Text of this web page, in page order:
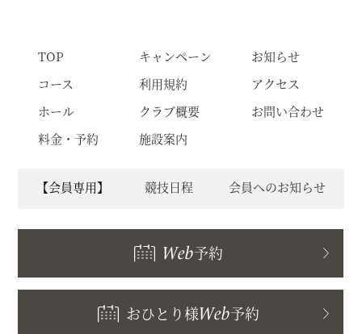
TOP
コース
ホール
料金・予約
キャンペーン
利用規約
クラブ概要
施設案内
お知らせ
アクセス
お問い合わせ
【会員専用】 競技日程 会員へのお知らせ
Web予約
おひとり様Web予約